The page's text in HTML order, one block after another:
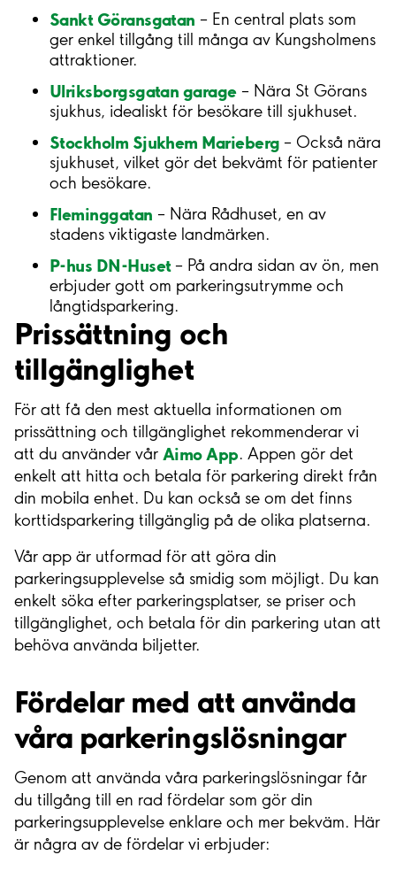
Sankt Göransgatan – En central plats som
ger enkel tillgång till många av Kungsholmens
attraktioner.
Ulriksborgsgatan garage– Nära St Görans
sjukhus, idealiskt för besökare till sjukhuset.
Stockholm Sjukhem Marieberg – Också nära
sjukhuset, vilket gör det bekvämt för patienter
och besökare.
Fleminggatan – Nära Rådhuset, en av
stadens viktigaste landmärken.
P-hus DN-Huset– På andra sidan av ön, men
erbjuder gott om parkeringsutrymme och
långtidsparkering.
Prissättning och
tillgänglighet
För att få den mest aktuella informationen om
prissättning och tillgänglighet rekommenderar vi
att du använder vår Aimo App. Appen gör det
enkelt att hitta och betala för parkering direkt från
din mobila enhet. Du kan också se om det finns
korttidsparkering tillgänglig på de olika platserna.
Vår app är utformad för att göra din
parkeringsupplevelse så smidig som möjligt. Du kan
enkelt söka efter parkeringsplatser, se priser och
tillgänglighet, och betala för din parkering utan att
behöva använda biljetter.
Fördelar med att använda
våra parkeringslösningar
Genom att använda våra parkeringslösningar får
du tillgång till en rad fördelar som gör din
parkeringsupplevelse enklare och mer bekväm. Här
är några av de fördelar vi erbjuder: